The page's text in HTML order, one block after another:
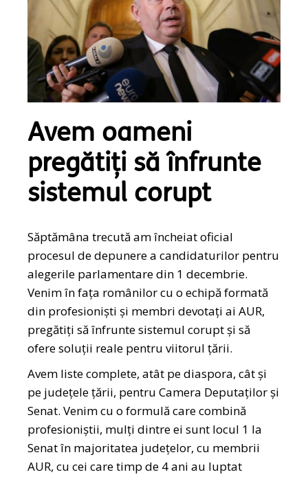
Avem oameni
pregătiți să înfrunte
sistemul corupt
Săptămâna trecută am încheiat oficial
procesul de depunere a candidaturilor pentru
alegerile parlamentare din 1 decembrie.
Venim în fața românilor cu o echipă formată
din profesioniști și membri devotați ai AUR,
pregătiți să înfrunte sistemul corupt și să
ofere soluții reale pentru viitorul țării.
Avem liste complete, atât pe diaspora, cât și
pe județele țării, pentru Camera Deputaților și
Senat. Venim cu o formulă care combină
profesioniștii, mulți dintre ei sunt locul 1 la
Senat în majoritatea județelor, cu membrii
AUR, cu cei care timp de 4 ani au luptat